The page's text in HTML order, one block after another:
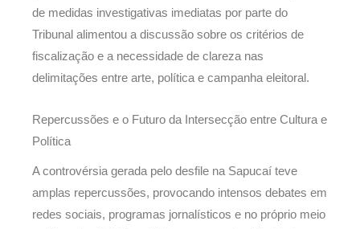
de medidas investigativas imediatas por parte do
Tribunal alimentou a discussão sobre os critérios de
fiscalização e a necessidade de clareza nas
delimitações entre arte, política e campanha eleitoral.
Repercussões e o Futuro da Intersecção entre Cultura e
Política
A controvérsia gerada pelo desfile na Sapucaí teve
amplas repercussões, provocando intensos debates em
redes sociais, programas jornalísticos e no próprio meio